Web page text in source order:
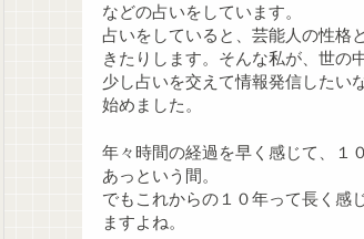
などの占いをしています。
占いをしていると、芸能人の性格
きたりします。そんな私が、世の
少し占いを交えて情報発信したい
始めました。
年々時間の経過を早く感じて、１
あっという間。
でもこれからの１０年って長く感
ますよね。